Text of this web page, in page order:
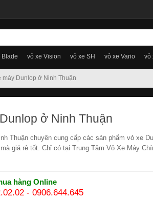
Blade vỏ xe Vision vỏ xe SH vỏ xe Vario vỏ
máy Dunlop ở Ninh Thuận
ở Ninh Thuận
Thuận chuyên cung cấp các sản phẩm vỏ xe
giá rẻ tốt. Chỉ có tại Trung Tâm Vỏ Xe Máy
hàng Online
-0906.644.645